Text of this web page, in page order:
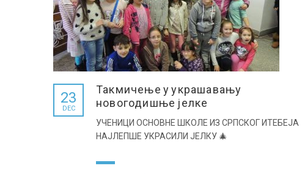
23
DEC
Такмичење у украшавању
новогодишње јелке
УЧЕНИЦИ ОСНОВНЕ ШКОЛЕ ИЗ СРПСКОГ ИТЕБЕЈА
НАЈЛЕПШЕ УКРАСИЛИ ЈЕЛКУ 🎄